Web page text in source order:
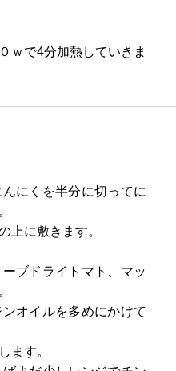
ｗで4分加熱していきま
にくを半分に切ってに
上に敷きます。
ブドライトマト、マッ
オイルを多めにかけて
ます。